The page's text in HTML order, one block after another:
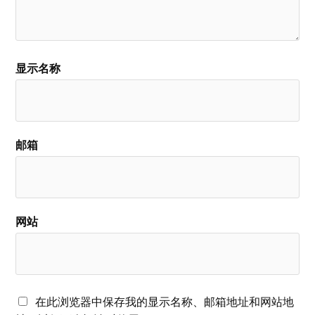
显示名称
邮箱
网站
在此浏览器中保存我的显示名称、邮箱地址和网站地